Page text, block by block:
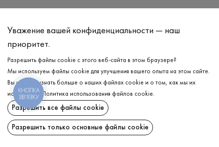
УХОД
Стирка в холодной воде (до 30 °C)
Отбеливание запрещено
Гладить при средней температуре
Щадный отжим и сушка
Щадящая химчистка
ДОСТАВКА
ВОЗВРАТ
Уважение вашей конфиденциальности — наш
приоритет.
Разрешить файлы cookie с этого веб-сайта в этом браузере?
Мы используем файлы cookie для улучшения вашего опыта на этом сайте.
Вы можете узнать больше о наших файлах cookie и о том, как мы их
используем.
Политика использования файлов cookie.
Разрешить все файлы cookie
Разрешить только основные файлы cookie
КНОПКА
ЗВ'ЯЗКУ